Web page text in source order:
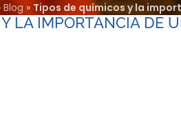
Blog » Tipos de químicos y la
LA IMPORTANCIA DE